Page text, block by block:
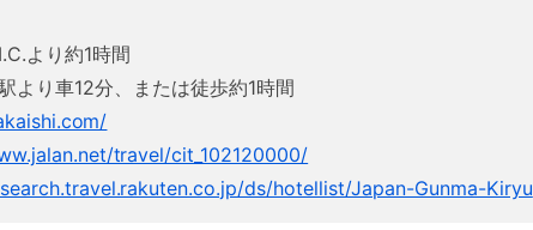
より約1時間
り車12分、または徒歩約1時間
travel/cit_102120000/
ds/hotellist/Japan-Gunma-Kiryu